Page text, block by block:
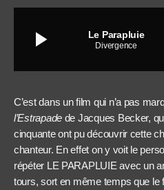
play_arrow Le Parapluie
Divergence
C’est dans un film qui n’a pas
l’Estrapade de Jacques Becker,
cinquante ont pu découvrir cette
chanteur. En effet on y voit le
répéter LE PARAPLUIE avec un
tours, sort en même temps que